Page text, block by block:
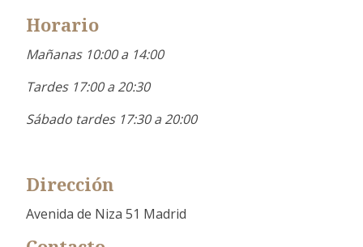
Horario
Mañanas 10:00 a 14:00
Tardes 17:00 a 20:30
Sábado tardes 17:30 a 20:00
Dirección
Avenida de Niza 51 Madrid